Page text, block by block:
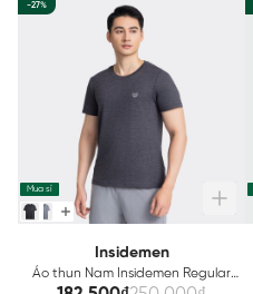
-27%
Mua sỉ
Insidemen
Áo thun Nam Insidemen Regular
ITS001AZ